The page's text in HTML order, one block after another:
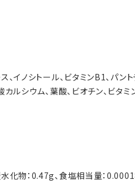
イノシトール、ビタミンB1、パン
カルシウム、葉酸、ビオチン、ビタ
化物：0.47g、食塩相当量：